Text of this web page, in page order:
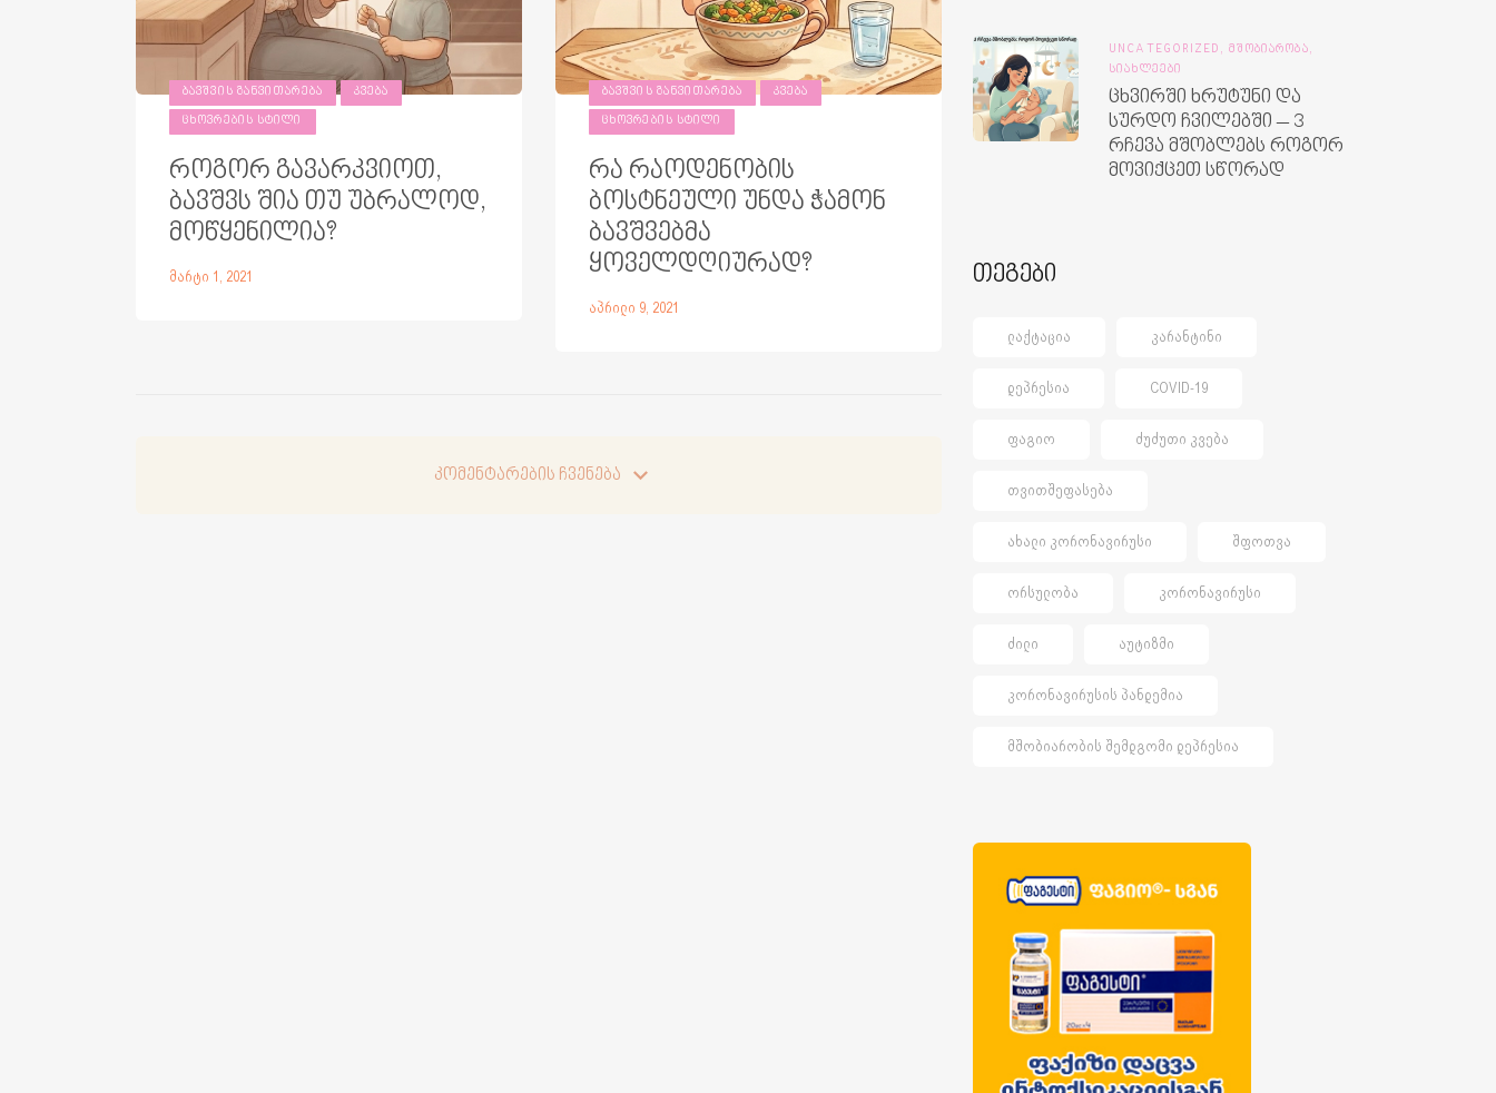
ᲑᲐᲕᲨᲕᲘᲡ ᲒᲐᲜᲕᲘᲗᲐᲠᲔᲑᲐ
ᲙᲕᲔᲑᲐ
ᲪᲮᲝᲕᲠᲔᲑᲘᲡ ᲡᲢᲘᲚᲘ
როგორ გავარკვიოთ,
ბავშვს შია თუ უბრალოდ,
მოწყენილია?
მარტი 1, 2021
ᲑᲐᲕᲨᲕᲘᲡ ᲒᲐᲜᲕᲘᲗᲐᲠᲔᲑᲐ
ᲙᲕᲔᲑᲐ
ᲪᲮᲝᲕᲠᲔᲑᲘᲡ ᲡᲢᲘᲚᲘ
რა რაოდენობის
ბოსტნეული უნდა ჭამონ
ბავშვებმა
ყოველდღიურად?
აპრილი 9, 2021
კომენტარების ჩვენება
UNCATEGORIZED, ᲛᲨᲝᲑᲘᲐᲠᲝᲑᲐ,
ᲡᲘᲐᲮᲚᲔᲔᲑᲘ
ცხვირში ხრუტუნი და
სურდო ჩვილებში – 3
რჩევა მშობლებს როგორ
მოვიქცეთ სწორად
თეგები
ᲚᲐᲥᲢᲐᲪᲘᲐ ᲙᲐᲠᲐᲜᲢᲘᲜᲘ
ᲓᲔᲞᲠᲔᲡᲘᲐ COVID-19
ᲤᲐᲒᲘᲝ ᲫᲣᲫᲣᲗᲘ ᲙᲕᲔᲑᲐ
ᲗᲕᲘᲗᲨᲔᲤᲐᲡᲔᲑᲐ
ᲐᲮᲐᲚᲘ ᲙᲝᲠᲝᲜᲐᲕᲘᲠᲣᲡᲘ ᲨᲤᲝᲗᲕᲐ
ᲝᲠᲡᲣᲚᲝᲑᲐ ᲙᲝᲠᲝᲜᲐᲕᲘᲠᲣᲡᲘ
ᲫᲘᲚᲘ ᲐᲣᲢᲘᲖᲛᲘ
ᲙᲝᲠᲝᲜᲐᲕᲘᲠᲣᲡᲘᲡ ᲞᲐᲜᲓᲔᲛᲘᲐ
ᲛᲨᲝᲑᲘᲐᲠᲝᲑᲘᲡ ᲨᲔᲛᲓᲒᲝᲛᲘ ᲓᲔᲞᲠᲔᲡᲘᲐ